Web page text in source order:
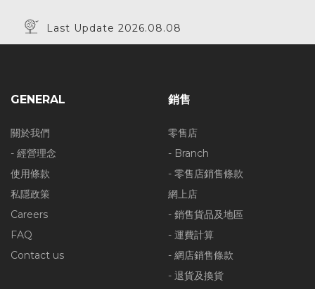
Last Update 2026.08.08
GENERAL
關於我們
- 經營理念
使用條款
私隱政策
Careers
FAQ
Contact us
銷售
零售店
- Branch
- 零售店銷售條款
網上店
- 銷售貨品及地區
- 運費計算
- 網店銷售條款
- 退貨及換貨